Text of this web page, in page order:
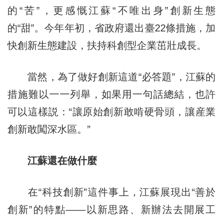
的“苦”，更感慨江蘇“不唯出身”創新生態
的“甜”。今年年初，省政府還出臺22條措施，加
快創新生態建設，扶持科創型企業茁壯成長。
當然，為了做好創新這道“必答題”，江蘇的
措施難以一一列舉，如果用一句話總結，也許
可以這樣説：“讓原始創新敢啃硬骨頭，讓産業
創新敢闖深水區。”
江蘇還在做什麼
在“科技創新”這件事上，江蘇展現出“善於
創新”的特點——以新思路、新辦法去開展工